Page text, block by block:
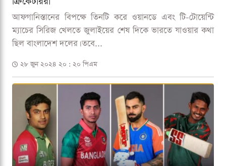
আফগানিস্তানের বিপক্ষে তিনটি করে ওয়ানডে এবং টি-টোয়েন্টি
ম্যাচের সিরিজ খেলতে জুলাইয়ের শেষ দিকে ভারতে যাওয়ার কথা
ছিল বাংলাদেশ দলের। তবে...
২৮ জুন ২০২৪ ২০ : ২০ পিএম